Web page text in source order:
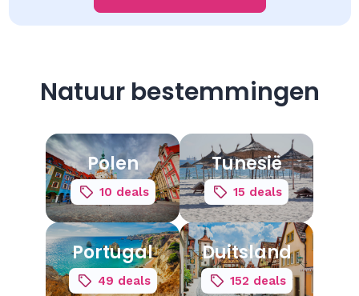
Natuur bestemmingen
10 deals
Polen
15 deals
Tunesië
49 deals
Portugal
152 deals
Duitsland